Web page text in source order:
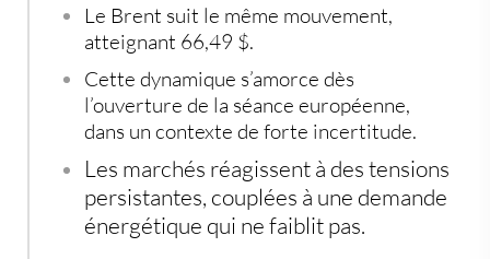
Le Brent suit le même mouvement,
atteignant 66,49 $.
Cette dynamique s’amorce dès
l’ouverture de la séance européenne,
dans un contexte de forte incertitude.
Les marchés réagissent à des tensions
persistantes, couplées à une demande
énergétique qui ne faiblit pas.